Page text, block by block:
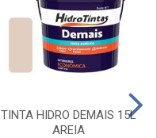
TINTA HIDRO DEMAIS 15L
AREIA